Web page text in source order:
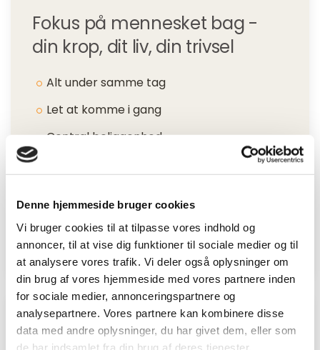
Denne hjemmeside bruger cookies
Vi bruger cookies til at tilpasse vores indhold og
annoncer, til at vise dig funktioner til sociale medier og til
at analysere vores trafik. Vi deler også oplysninger om
din brug af vores hjemmeside med vores partnere inden
for sociale medier, annonceringspartnere og
analysepartnere. Vores partnere kan kombinere disse
data med andre oplysninger, du har givet dem, eller som
de har indsamlet fra din brug af deres tjenester.
Fokus på mennesket bag -
din krop, dit liv, din trivsel
Alt under samme tag
Let at komme i gang
Central beliggenhed
personale
Grundig vejledning
BeneFiT er mere end